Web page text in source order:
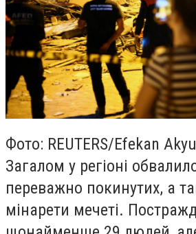
Фото: REUTERS/Efekan
Загалом у регіоні
переважно покинутих, а
мінарети мечеті.